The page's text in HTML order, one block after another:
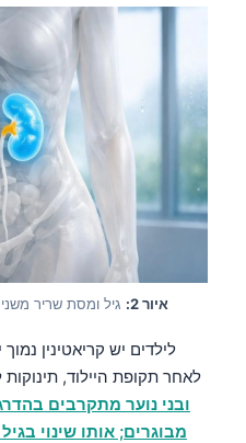
איור 2:
גיל ומסת שריר
לילדים יש קריאטינין
לאחר תקופת היילוד, תינוקות
ובני נוער מתקרבים
מבוגרים; אותו שינוי